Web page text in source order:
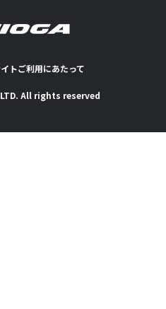
トご利用にあたって
All rights reserved